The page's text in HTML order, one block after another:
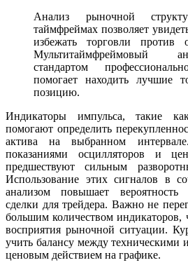
Анализ рыночной
таймфреймах позволяет
избежать торговли против
Мультитаймфреймовый
стандартом
помогает находить лучшие
позицию.
Индикаторы импульса, такие
помогают определить
актива на выбранном
показаниями осцилляторов и
предшествуют сильным
Использование этих сигналов в
анализом повышает вероятность
сделки для трейдера. Важно не
большим количеством индикаторов,
восприятия рыночной ситуации.
учить балансу между техническими
ценовым действием на графике.